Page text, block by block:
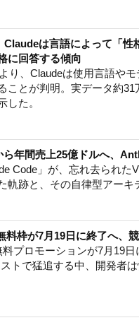
Claudeは言語によって「
に回答する傾向
り、Claudeは使用言語や
ことが判明。実データ約
した。
ら年間売上25億ドルへ、
Code」が、忘れ去られ
軌跡と、その自律型アーキ
料枠が7月19日に終了へ、
料プロモーションが7月19
トで猛追する中、開発者